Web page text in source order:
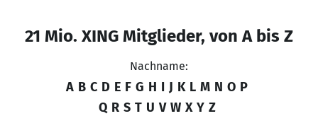
21 Mio. XING Mitglieder, von A bis Z
Nachname:
A B C D E F G H I J K L M N O P
Q R S T U V W X Y Z